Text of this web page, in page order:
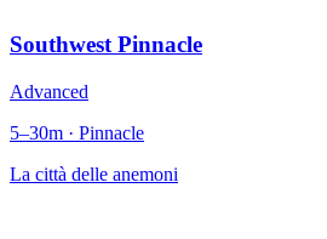
Southwest Pinnacle
Advanced
5–30m · Pinnacle
La città delle anemoni